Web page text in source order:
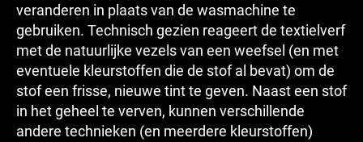
veranderen in plaats van de wasmachine te
gebruiken. Technisch gezien reageert de textielverf
met de natuurlijke vezels van een weefsel (en met
eventuele kleurstoffen die de stof al bevat) om de
stof een frisse, nieuwe tint te geven. Naast een stof
in het geheel te verven, kunnen verschillende
andere technieken (en meerdere kleurstoffen)